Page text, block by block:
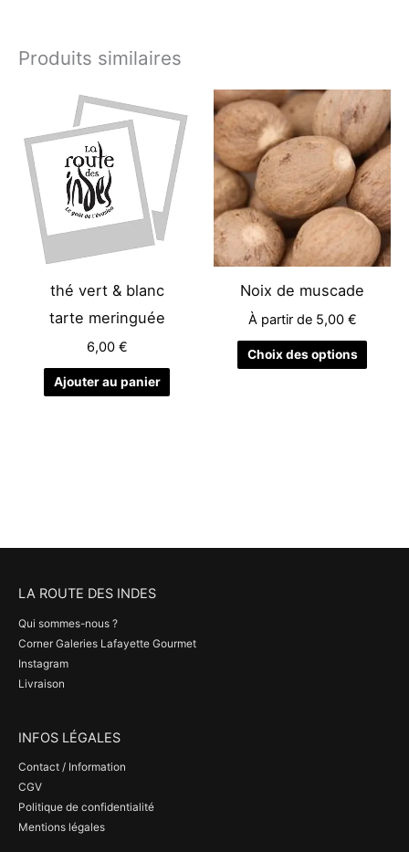
Produits similaires
thé vert & blanc
tarte meringuée
6,00 €
Ajouter au panier
Noix de muscade
À partir de 5,00 €
Choix des options
produit
a
Les
options
page
LA ROUTE DES INDES
Qui sommes-nous ?
Corner Galeries Lafayette Gourmet
Instagram
Livraison
INFOS LÉGALES
Contact / Information
CGV
Politique de confidentialité
Mentions légales